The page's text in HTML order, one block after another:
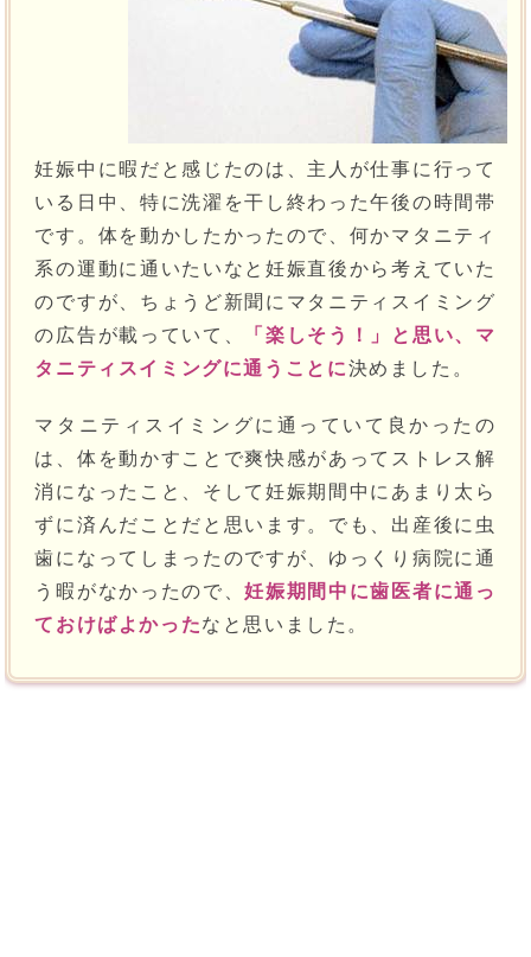
妊娠中に暇だと感じたのは、主人が仕事に行って
いる日中、特に洗濯を干し終わった午後の時間帯
です。体を動かしたかったので、何かマタニティ
系の運動に通いたいなと妊娠直後から考えていた
のですが、ちょうど新聞にマタニティスイミング
の広告が載っていて、
「楽しそう！」と思い、マ
タニティスイミングに通うことに決めました。
マタニティスイミングに通っていて良かったの
は、体を動かすことで爽快感があってストレス解
消になったこと、そして妊娠期間中にあまり太ら
ずに済んだことだと思います。でも、出産後に虫
歯になってしまったのですが、ゆっくり病院に通
う暇がなかったので、妊娠期間中に歯医者に通っ
ておけばよかったなと思いました。